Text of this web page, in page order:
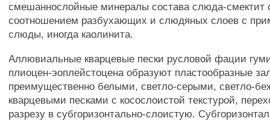
смешаннослойные минералы состава слюда-смектит
соотношением разбухающих и слюдяных слоев с
слюды, иногда каолинита.
Аллювиальные кварцевые пески русловой фации
плиоцен-эоплейстоцена образуют пластообразные
преимущественно белыми, светло-серыми, светло-
кварцевыми песками с косослоистой текстурой,
разрезу в субгоризонтально-слоистую.